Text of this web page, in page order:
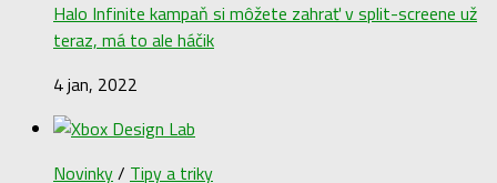
Halo Infinite kampaň si môžete zahrať v split-screene už
teraz, má to ale háčik
4 jan, 2022
Novinky/ Tipy a triky